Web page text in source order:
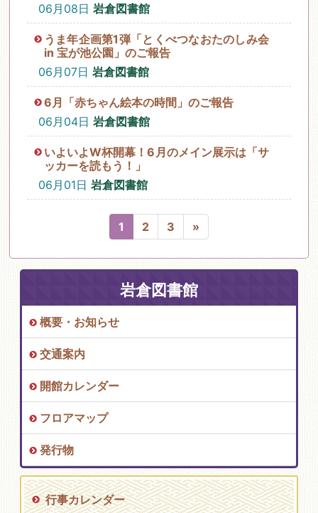
06月08日 岩倉図書館
うま年企画第1弾「とくべつなおたのしみ会
in 宝が池公園」のご報告
06月07日 岩倉図書館
6月「赤ちゃん絵本の時間」のご報告
06月04日 岩倉図書館
いよいよW杯開幕！6月のメイン展示は「サ
ッカーを読もう！」
06月01日 岩倉図書館
1 2 3 »
岩倉図書館
概要・お知らせ
交通案内
開館カレンダー
フロアマップ
発行物
行事カレンダー